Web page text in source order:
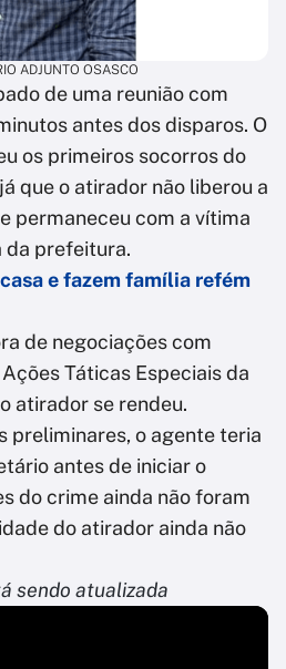
ADJUNTO OSASCO
de uma reunião com
antes dos disparos. O
os primeiros socorros do
que o atirador não liberou a
permaneceu com a vítima
da prefeitura.
e fazem família refém
de negociações com
Táticas Especiais da
atirador se rendeu.
preliminares, o agente teria
antes de iniciar o
do crime ainda não foram
do atirador ainda não
sendo atualizada